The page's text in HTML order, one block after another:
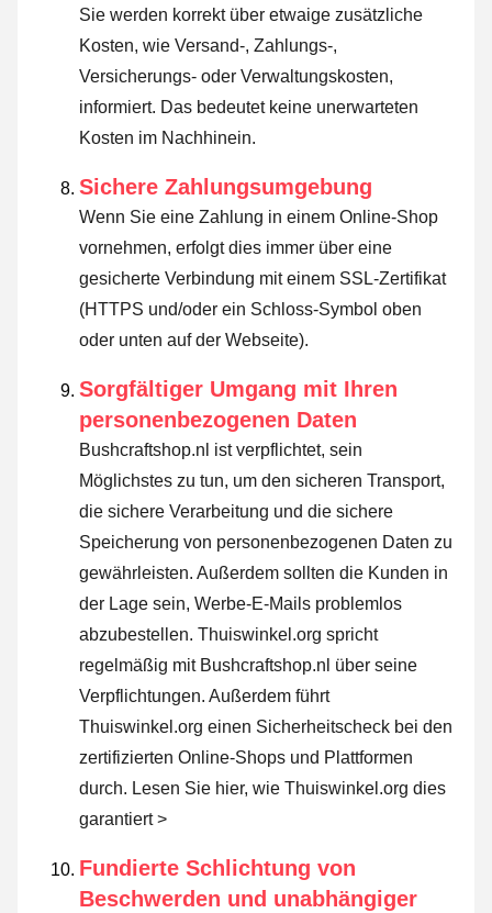
Sie werden korrekt über etwaige zusätzliche
Kosten, wie Versand-, Zahlungs-,
Versicherungs- oder Verwaltungskosten,
informiert. Das bedeutet keine unerwarteten
Kosten im Nachhinein.
Sichere Zahlungsumgebung
Wenn Sie eine Zahlung in einem Online-Shop
vornehmen, erfolgt dies immer über eine
gesicherte Verbindung mit einem SSL-Zertifikat
(HTTPS und/oder ein Schloss-Symbol oben
oder unten auf der Webseite).
Sorgfältiger Umgang mit Ihren
personenbezogenen Daten
Bushcraftshop.nl ist verpflichtet, sein
Möglichstes zu tun, um den sicheren Transport,
die sichere Verarbeitung und die sichere
Speicherung von personenbezogenen Daten zu
gewährleisten. Außerdem sollten die Kunden in
der Lage sein, Werbe-E-Mails problemlos
abzubestellen. Thuiswinkel.org spricht
regelmäßig mit Bushcraftshop.nl über seine
Verpflichtungen. Außerdem führt
Thuiswinkel.org einen Sicherheitscheck bei den
zertifizierten Online-Shops und Plattformen
durch. Lesen Sie hier, wie Thuiswinkel.org dies
garantiert >
Fundierte Schlichtung von
Beschwerden und unabhängiger